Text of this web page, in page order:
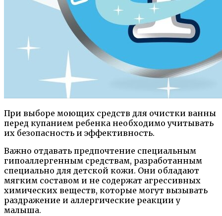
При выборе моющих средств для очистки ванны
перед купанием ребенка необходимо учитывать
их безопасность и эффективность.
Важно отдавать предпочтение специальным
гипоаллергенным средствам, разработанным
специально для детской кожи. Они обладают
мягким составом и не содержат агрессивных
химических веществ, которые могут вызывать
раздражение и аллергические реакции у
малыша.